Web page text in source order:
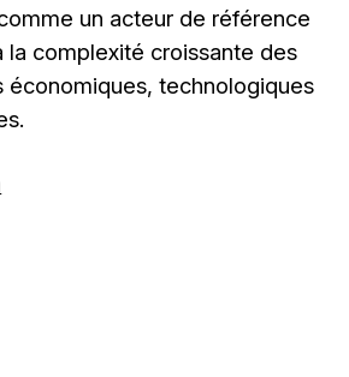
un acteur de référence
la complexité croissante des
économiques, technologiques